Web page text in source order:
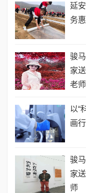
延
务
骏
家
老师
以“
画
骏
家
师